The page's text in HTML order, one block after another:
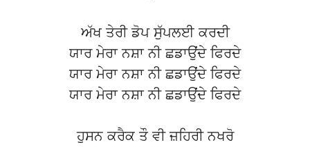
ਅੱਖ ਤੇਰੀ ਡੋਪ ਸੁੱਪਲਈ ਕਰਦੀ
ਯਾਰ ਮੇਰਾ ਨਸ਼ਾ ਨੀ ਛਡਾਉਂਦੇ ਫਿਰਦੇ
ਯਾਰ ਮੇਰਾ ਨਸ਼ਾ ਨੀ ਛਡਾਉਂਦੇ ਫਿਰਦੇ
ਯਾਰ ਮੇਰਾ ਨਸ਼ਾ ਨੀ ਛਡਾਉਂਦੇ ਫਿਰਦੇ
ਹੁਸਨ ਕਰੈਕ ਤੌ ਵੀ ਜ਼ਹਿਰੀ ਨਖਰੋ